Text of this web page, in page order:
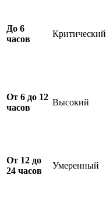
До 6
часов
Критический
От 6 до 12
часов
Высокий
От 12 до
24 часов
Умеренный